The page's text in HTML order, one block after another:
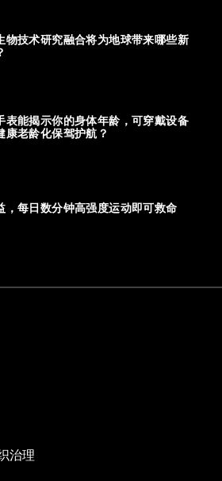
物技术研究融合将为地球带来哪些新
表能揭示你的身体年龄，可穿戴设备
康老龄化保驾护航？
，每日数分钟高强度运动即可救命
治理